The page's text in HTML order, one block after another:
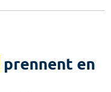
prennent en